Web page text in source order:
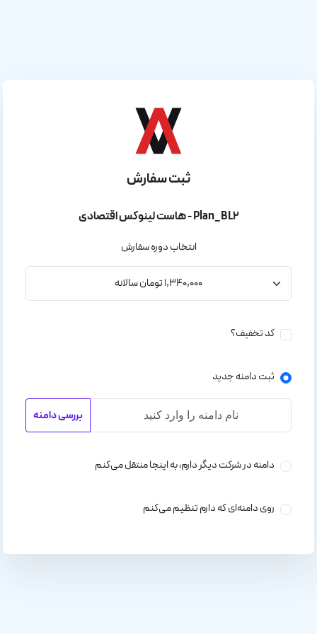
ثبت سفارش
هاست لینوکس اقتصادی - Plan_BL2
انتخاب دوره سفارش
کد تخفیف؟
ثبت دامنه جدید
بررسی دامنه
دامنه در شرکت دیگر دارم، به اینجا منتقل می‌کنم
روی دامنه‌ای که دارم تنظیم می‌کنم